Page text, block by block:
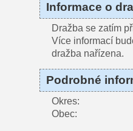
Informace o
Dražba se zatím
Více informací
dražba nařízena.
Podrobné
Okres:
Obec: